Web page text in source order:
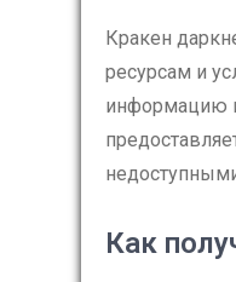
Кракен
ресурсам и
информацию
Как